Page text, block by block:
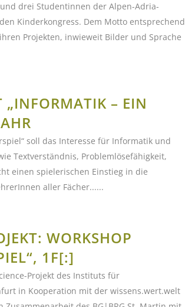
drei Studentinnen der Alpen-Adria-
Kinderkongress. Dem Motto entsprechend
Projekten, inwieweit Bilder und Sprache
„INFORMATIK – EIN
soll das Interesse für Informatik und
Textverständnis, Problemlösefähigkeit,
einen spielerischen Einstieg in die
aller Fächer......
WORKSHOP
1F[:]
Projekt des Instituts für
in Kooperation mit der wissens.wert.welt